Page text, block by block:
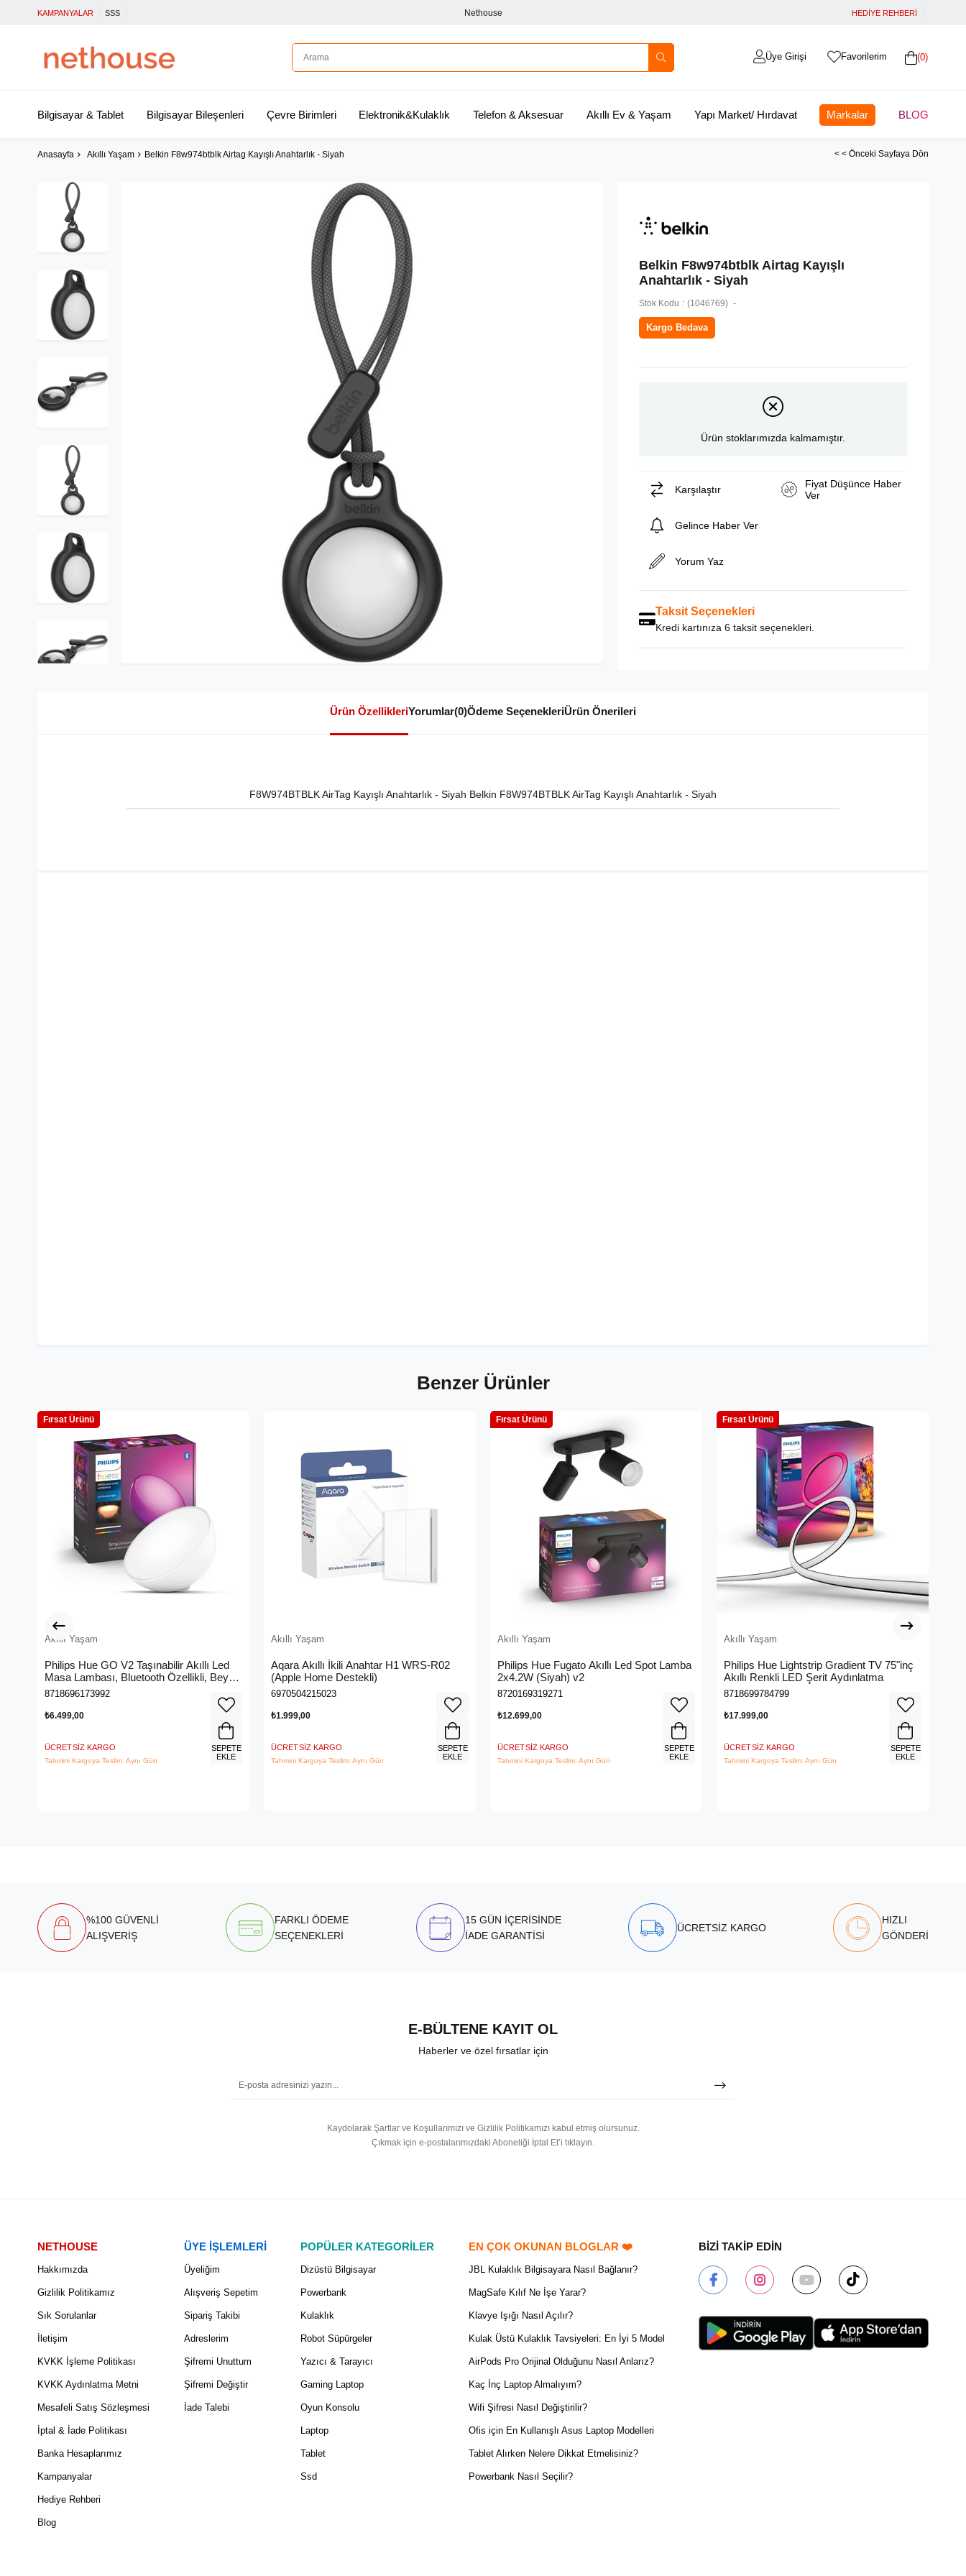
KAMPANYALAR SSS Nethouse HEDİYE REHBERİ
0
Favorilerim
Üye Girişi
Bilgisayar & Tablet Bilgisayar Bileşenleri Çevre Birimleri Elektronik&Kulaklık Telefon & Aksesuar Akıllı Ev & Yaşam Yapı Market/ Hırdavat Markalar BLOG
Anasayfa Akıllı Yaşam Belkin F8w974btblk Airtag Kayışlı Anahtarlık - Siyah < < Önceki Sayfaya Dön
Belkin F8w974btblk Airtag Kayışlı
Anahtarlık - Siyah
Stok Kodu (1046769)
Kargo Bedava
Ürün stoklarımızda kalmamıştır.
Karşılaştır
Fiyat Düşünce Haber
Ver
Gelince Haber Ver
Yorum Yaz
Taksit Seçenekleri
Kredi kartınıza 6 taksit seçenekleri.
Ürün ÖzellikleriYorumlar(0)Ödeme SeçenekleriÜrün Önerileri
F8W974BTBLK AirTag Kayışlı Anahtarlık - Siyah Belkin F8W974BTBLK AirTag Kayışlı Anahtarlık - Siyah
Benzer Ürünler
Akıllı Yaşam
Philips Hue GO V2 Taşınabilir Akıllı Led
Masa Lambası, Bluetooth Özellikli, Beyaz
ve Renkli
8718696173992
₺6.499,00
ÜCRETSIZ KARGO
Tahmini Kargoya Teslim: Aynı Gün
Fırsat Ürünü
SEPETE
EKLE
Akıllı Yaşam
Aqara Akıllı İkili Anahtar H1 WRS-R02
(Apple Home Destekli)
6970504215023
₺1.999,00
ÜCRETSIZ KARGO
Tahmini Kargoya Teslim: Aynı Gün
SEPETE
EKLE
Akıllı Yaşam
Philips Hue Fugato Akıllı Led Spot Lamba
2x4.2W (Siyah) v2
8720169319271
₺12.699,00
ÜCRETSIZ KARGO
Tahmini Kargoya Teslim: Aynı Gün
Fırsat Ürünü
SEPETE
EKLE
Akıllı Yaşam
Philips Hue Lightstrip Gradient TV 75"inç
Akıllı Renkli LED Şerit Aydınlatma
8718699784799
₺17.999,00
ÜCRETSIZ KARGO
Tahmini Kargoya Teslim: Aynı Gün
Fırsat Ürünü
SEPETE
EKLE
%100 GÜVENLİ
ALIŞVERİŞ
FARKLI ÖDEME
SEÇENEKLERİ
15 GÜN İÇERİSİNDE
İADE GARANTİSİ
ÜCRETSİZ KARGO
HIZLI
GÖNDERİ
E-BÜLTENE KAYIT OL
Haberler ve özel fırsatlar için
Kaydolarak Şartlar ve Koşullarımızı ve Gizlilik Politikamızı kabul etmiş olursunuz.
Çıkmak için e-postalarımızdaki Aboneliği İptal Et’i tıklayın.
NETHOUSE
Hakkımızda
Gizlilik Politikamız
Sık Sorulanlar
İletişim
KVKK İşleme Politikası
KVKK Aydınlatma Metni
Mesafeli Satış Sözleşmesi
İptal & İade Politikası
Banka Hesaplarımız
Kampanyalar
Hediye Rehberi
Blog
ÜYE İŞLEMLERİ
Üyeliğim
Alışveriş Sepetim
Sipariş Takibi
Adreslerim
Şifremi Unuttum
Şifremi Değiştir
İade Talebi
POPÜLER KATEGORİLER
Dizüstü Bilgisayar
Powerbank
Kulaklık
Robot Süpürgeler
Yazıcı & Tarayıcı
Gaming Laptop
Oyun Konsolu
Laptop
Tablet
Ssd
EN ÇOK OKUNAN BLOGLAR ❤️
JBL Kulaklık Bilgisayara Nasıl Bağlanır?
MagSafe Kılıf Ne İşe Yarar?
Klavye Işığı Nasıl Açılır?
Kulak Üstü Kulaklık Tavsiyeleri: En İyi 5 Model
AirPods Pro Orijinal Olduğunu Nasıl Anlarız?
Kaç İnç Laptop Almalıyım?
Wifi Şifresi Nasıl Değiştirilir?
Ofis için En Kullanışlı Asus Laptop Modelleri
Tablet Alırken Nelere Dikkat Etmelisiniz?
Powerbank Nasıl Seçilir?
BİZİ TAKİP EDİN